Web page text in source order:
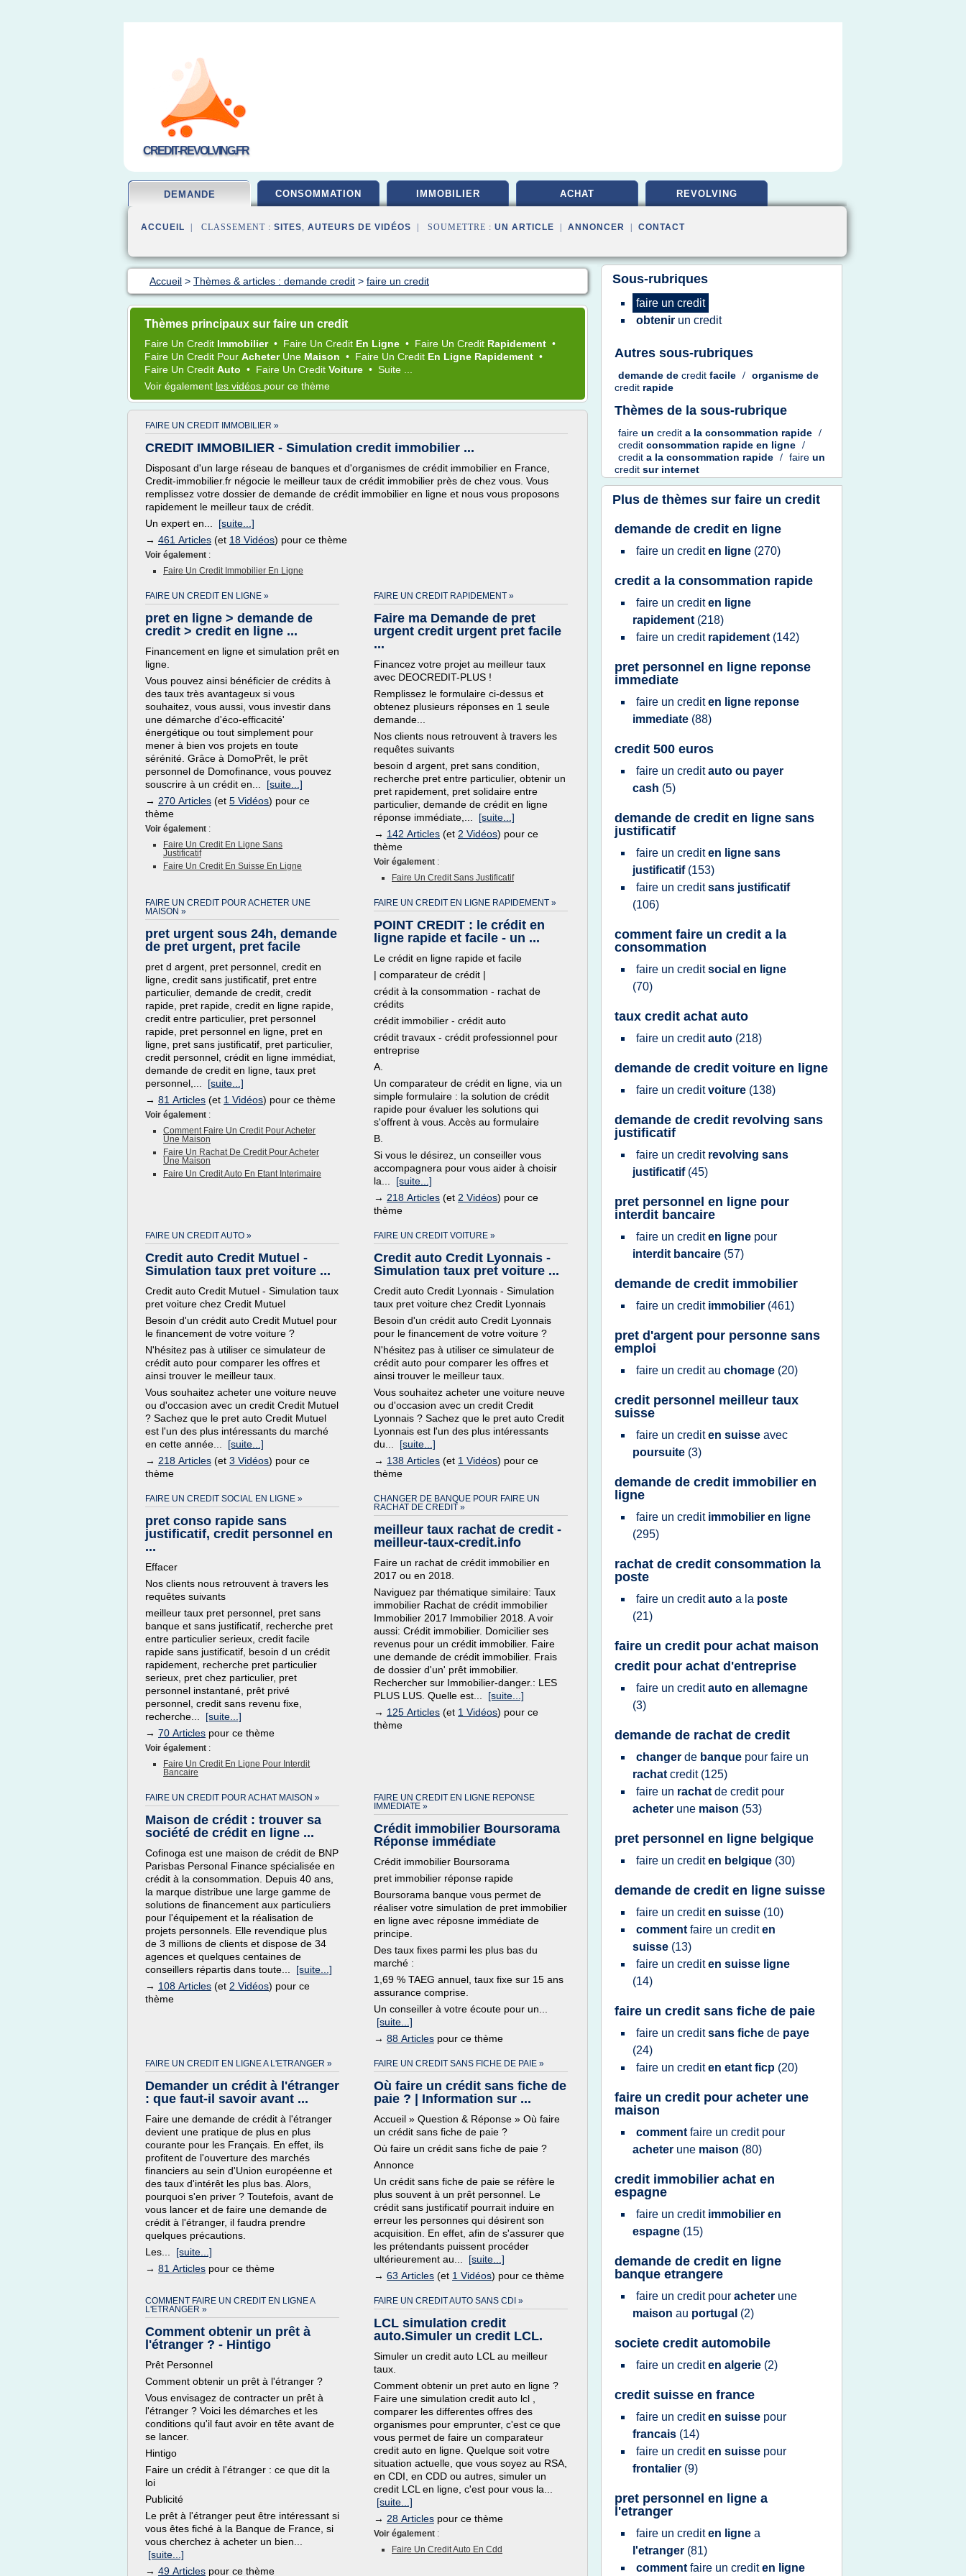
CREDIT-REVOLVING.FR
DEMANDE CONSOMMATION IMMOBILIER ACHAT REVOLVING
ACCUEIL | CLASSEMENT : SITES, AUTEURS DE VIDÉOS | SOUMETTRE : UN ARTICLE ANNONCER CONTACT
Accueil > Thèmes & articles : demande credit > faire un credit
Thèmes principaux sur faire un credit
Faire Un Credit Immobilier • Faire Un Credit En Ligne • Faire Un Credit Rapidement •
Faire Un Credit Pour Acheter Une Maison • Faire Un Credit En Ligne Rapidement •
Faire Un Credit Auto • Faire Un Credit Voiture • Suite ...
Voir également les vidéos pour ce thème
FAIRE UN CREDIT IMMOBILIER »
CREDIT IMMOBILIER - Simulation credit immobilier ...
Disposant d'un large réseau de banques et d'organismes de crédit immobilier en France,
Credit-immobilier.fr négocie le meilleur taux de crédit immobilier près de chez vous. Vous
remplissez votre dossier de demande de crédit immobilier en ligne et nous vous proposons
rapidement le meilleur taux de crédit.
Un expert en... [suite...]
→ 461 Articles (et 18 Vidéos) pour ce thème
Voir également :
Faire Un Credit Immobilier En Ligne
FAIRE UN CREDIT EN LIGNE »
pret en ligne > demande de
credit > credit en ligne ...
Financement en ligne et simulation prêt en
ligne.
Vous pouvez ainsi bénéficier de crédits à
des taux très avantageux si vous
souhaitez, vous aussi, vous investir dans
une démarche d'éco-efficacité'
énergétique ou tout simplement pour
mener à bien vos projets en toute
sérénité. Grâce à DomoPrêt, le prêt
personnel de Domofinance, vous pouvez
souscrire à un crédit en... [suite...]
→ 270 Articles (et 5 Vidéos) pour ce
thème
Voir également :
Faire Un Credit En Ligne Sans
Justificatif
Faire Un Credit En Suisse En Ligne
FAIRE UN CREDIT RAPIDEMENT »
Faire ma Demande de pret
urgent credit urgent pret facile
...
Financez votre projet au meilleur taux
avec DEOCREDIT-PLUS !
Remplissez le formulaire ci-dessus et
obtenez plusieurs réponses en 1 seule
demande...
Nos clients nous retrouvent à travers les
requêtes suivants
besoin d argent, pret sans condition,
recherche pret entre particulier, obtenir un
pret rapidement, pret solidaire entre
particulier, demande de crédit en ligne
réponse immédiate,... [suite...]
→ 142 Articles (et 2 Vidéos) pour ce
thème
Voir également :
Faire Un Credit Sans Justificatif
FAIRE UN CREDIT POUR ACHETER UNE
MAISON »
pret urgent sous 24h, demande
de pret urgent, pret facile
pret d argent, pret personnel, credit en
ligne, credit sans justificatif, pret entre
particulier, demande de credit, credit
rapide, pret rapide, credit en ligne rapide,
credit entre particulier, pret personnel
rapide, pret personnel en ligne, pret en
ligne, pret sans justificatif, pret particulier,
credit personnel, crédit en ligne immédiat,
demande de credit en ligne, taux pret
personnel,... [suite...]
→ 81 Articles (et 1 Vidéos) pour ce thème
Voir également :
Comment Faire Un Credit Pour Acheter
Une Maison
Faire Un Rachat De Credit Pour Acheter
Une Maison
Faire Un Credit Auto En Etant Interimaire
FAIRE UN CREDIT EN LIGNE RAPIDEMENT »
POINT CREDIT : le crédit en
ligne rapide et facile - un ...
Le crédit en ligne rapide et facile
| comparateur de crédit |
crédit à la consommation - rachat de
crédits
crédit immobilier - crédit auto
crédit travaux - crédit professionnel pour
entreprise
A.
Un comparateur de crédit en ligne, via un
simple formulaire : la solution de crédit
rapide pour évaluer les solutions qui
s'offrent à vous. Accès au formulaire
B.
Si vous le désirez, un conseiller vous
accompagnera pour vous aider à choisir
la... [suite...]
→ 218 Articles (et 2 Vidéos) pour ce
thème
FAIRE UN CREDIT AUTO »
Credit auto Credit Mutuel -
Simulation taux pret voiture ...
Credit auto Credit Mutuel - Simulation taux
pret voiture chez Credit Mutuel
Besoin d'un crédit auto Credit Mutuel pour
le financement de votre voiture ?
N'hésitez pas à utiliser ce simulateur de
crédit auto pour comparer les offres et
ainsi trouver le meilleur taux.
Vous souhaitez acheter une voiture neuve
ou d'occasion avec un credit Credit Mutuel
? Sachez que le pret auto Credit Mutuel
est l'un des plus intéressants du marché
en cette année... [suite...]
→ 218 Articles (et 3 Vidéos) pour ce
thème
FAIRE UN CREDIT VOITURE »
Credit auto Credit Lyonnais -
Simulation taux pret voiture ...
Credit auto Credit Lyonnais - Simulation
taux pret voiture chez Credit Lyonnais
Besoin d'un crédit auto Credit Lyonnais
pour le financement de votre voiture ?
N'hésitez pas à utiliser ce simulateur de
crédit auto pour comparer les offres et
ainsi trouver le meilleur taux.
Vous souhaitez acheter une voiture neuve
ou d'occasion avec un credit Credit
Lyonnais ? Sachez que le pret auto Credit
Lyonnais est l'un des plus intéressants
du... [suite...]
→ 138 Articles (et 1 Vidéos) pour ce
thème
FAIRE UN CREDIT SOCIAL EN LIGNE »
pret conso rapide sans
justificatif, credit personnel en
...
Effacer
Nos clients nous retrouvent à travers les
requêtes suivants
meilleur taux pret personnel, pret sans
banque et sans justificatif, recherche pret
entre particulier serieux, credit facile
rapide sans justificatif, besoin d un crédit
rapidement, recherche pret particulier
serieux, pret chez particulier, pret
personnel instantané, prêt privé
personnel, credit sans revenu fixe,
recherche... [suite...]
→ 70 Articles pour ce thème
Voir également :
Faire Un Credit En Ligne Pour Interdit
Bancaire
CHANGER DE BANQUE POUR FAIRE UN
RACHAT DE CREDIT »
meilleur taux rachat de credit -
meilleur-taux-credit.info
Faire un rachat de crédit immobilier en
2017 ou en 2018.
Naviguez par thématique similaire: Taux
immobilier Rachat de crédit immobilier
Immobilier 2017 Immobilier 2018. A voir
aussi: Crédit immobilier. Domicilier ses
revenus pour un crédit immobilier. Faire
une demande de crédit immobilier. Frais
de dossier d'un' prêt immobilier.
Rechercher sur Immobilier-danger.: LES
PLUS LUS. Quelle est... [suite...]
→ 125 Articles (et 1 Vidéos) pour ce
thème
FAIRE UN CREDIT POUR ACHAT MAISON »
Maison de crédit : trouver sa
société de crédit en ligne ...
Cofinoga est une maison de crédit de BNP
Parisbas Personal Finance spécialisée en
crédit à la consommation. Depuis 40 ans,
la marque distribue une large gamme de
solutions de financement aux particuliers
pour l'équipement et la réalisation de
projets personnels. Elle revendique plus
de 3 millions de clients et dispose de 34
agences et quelques centaines de
conseillers répartis dans toute... [suite...]
→ 108 Articles (et 2 Vidéos) pour ce
thème
FAIRE UN CREDIT EN LIGNE REPONSE
IMMEDIATE »
Crédit immobilier Boursorama
Réponse immédiate
Crédit immobilier Boursorama
pret immobilier réponse rapide
Boursorama banque vous permet de
réaliser votre simulation de pret immobilier
en ligne avec réposne immédiate de
principe.
Des taux fixes parmi les plus bas du
marché :
1,69 % TAEG annuel, taux fixe sur 15 ans
assurance comprise.
Un conseiller à votre écoute pour un...
[suite...]
→ 88 Articles pour ce thème
FAIRE UN CREDIT EN LIGNE A L'ETRANGER »
Demander un crédit à l'étranger
: que faut-il savoir avant ...
Faire une demande de crédit à l'étranger
devient une pratique de plus en plus
courante pour les Français. En effet, ils
profitent de l'ouverture des marchés
financiers au sein d'Union européenne et
des taux d'intérêt les plus bas. Alors,
pourquoi s'en priver ? Toutefois, avant de
vous lancer et de faire une demande de
crédit à l'étranger, il faudra prendre
quelques précautions.
Les... [suite...]
→ 81 Articles pour ce thème
FAIRE UN CREDIT SANS FICHE DE PAIE »
Où faire un crédit sans fiche de
paie ? | Information sur ...
Accueil » Question & Réponse » Où faire
un crédit sans fiche de paie ?
Où faire un crédit sans fiche de paie ?
Annonce
Un crédit sans fiche de paie se réfère le
plus souvent à un prêt personnel. Le
crédit sans justificatif pourrait induire en
erreur les personnes qui désirent son
acquisition. En effet, afin de s'assurer que
les prétendants puissent procéder
ultérieurement au... [suite...]
→ 63 Articles (et 1 Vidéos) pour ce thème
COMMENT FAIRE UN CREDIT EN LIGNE A
L'ETRANGER »
Comment obtenir un prêt à
l'étranger ? - Hintigo
Prêt Personnel
Comment obtenir un prêt à l'étranger ?
Vous envisagez de contracter un prêt à
l'étranger ? Voici les démarches et les
conditions qu'il faut avoir en tête avant de
se lancer.
Hintigo
Faire un crédit à l'étranger : ce que dit la
loi
Publicité
Le prêt à l'étranger peut être intéressant si
vous êtes fiché à la Banque de France, si
vous cherchez à acheter un bien...
[suite...]
→ 49 Articles pour ce thème
FAIRE UN CREDIT AUTO SANS CDI »
LCL simulation credit
auto.Simuler un credit LCL.
Simuler un credit auto LCL au meilleur
taux.
Comment obtenir un pret auto en ligne ?
Faire une simulation credit auto lcl ,
comparer les differentes offres des
organismes pour emprunter, c'est ce que
vous permet de faire un comparateur
credit auto en ligne. Quelque soit votre
situation actuelle, que vous soyez au RSA,
en CDI, en CDD ou autres, simuler un
credit LCL en ligne, c'est pour vous la...
[suite...]
→ 28 Articles pour ce thème
Voir également :
Faire Un Credit Auto En Cdd
Sous-rubriques
faire un credit
obtenir un credit
Autres sous-rubriques
demande de credit facile / organisme de
credit rapide
Thèmes de la sous-rubrique
faire un credit a la consommation rapide /
credit consommation rapide en ligne /
credit a la consommation rapide / faire un
credit sur internet
Plus de thèmes sur faire un credit
demande de credit en ligne
faire un crediten ligne (270)
credit a la consommation rapide
faire un crediten ligne
rapidement (218)
faire un credit rapidement (142)
pret personnel en ligne reponse
immediate
faire un crediten ligne reponse
immediate (88)
credit 500 euros
faire un creditauto ou payer
cash (5)
demande de credit en ligne sans
justificatif
faire un crediten ligne sans
justificatif (153)
faire un creditsans justificatif
(106)
comment faire un credit a la
consommation
faire un creditsocial en ligne
(70)
taux credit achat auto
faire un creditauto (218)
demande de credit voiture en ligne
faire un creditvoiture (138)
demande de credit revolving sans
justificatif
faire un credit revolving sans
justificatif (45)
pret personnel en ligne pour
interdit bancaire
faire un crediten ligne pour
interdit bancaire (57)
demande de credit immobilier
faire un credit immobilier (461)
pret d'argent pour personne sans
emploi
faire un creditau chomage (20)
credit personnel meilleur taux
suisse
faire un crediten suisse avec
poursuite (3)
demande de credit immobilier en
ligne
faire un credit immobilier en ligne
(295)
rachat de credit consommation la
poste
faire un creditauto a la poste
(21)
faire un credit pour achat maison
credit pour achat d'entreprise
faire un creditauto en allemagne
(3)
demande de rachat de credit
changer de banque pour faire un
rachat credit (125)
faire un rachat de credit pour
acheter une maison (53)
pret personnel en ligne belgique
faire un crediten belgique (30)
demande de credit en ligne suisse
faire un crediten suisse (10)
comment faire un crediten
suisse (13)
faire un crediten suisse ligne
(14)
faire un credit sans fiche de paie
faire un creditsans fiche de paye
(24)
faire un crediten etant ficp (20)
faire un credit pour acheter une
maison
comment faire un credit pour
acheter une maison (80)
credit immobilier achat en
espagne
faire un credit immobilier en
espagne (15)
demande de credit en ligne
banque etrangere
faire un credit pour acheter une
maison au portugal (2)
societe credit automobile
faire un crediten algerie (2)
credit suisse en france
faire un crediten suisse pour
francais (14)
faire un crediten suisse pour
frontalier (9)
pret personnel en ligne a
l'etranger
faire un crediten ligne a
l'etranger (81)
comment faire un crediten ligne